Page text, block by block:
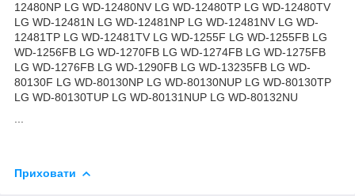
12480NP LG WD-12480NV LG WD-12480TP LG WD-12480TV
LG WD-12481N LG WD-12481NP LG WD-12481NV LG WD-
12481TP LG WD-12481TV LG WD-1255F LG WD-1255FB LG
WD-1256FB LG WD-1270FB LG WD-1274FB LG WD-1275FB
LG WD-1276FB LG WD-1290FB LG WD-13235FB LG WD-
80130F LG WD-80130NP LG WD-80130NUP LG WD-80130TP
LG WD-80130TUP LG WD-80131NUP LG WD-80132NU
Приховати